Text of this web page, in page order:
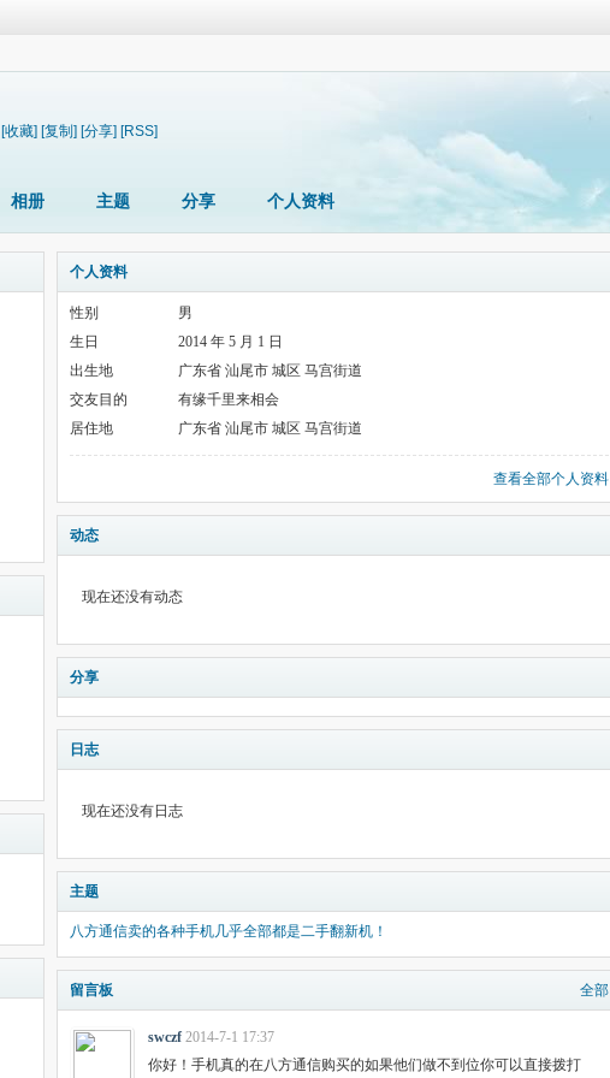
[收藏] [复制] [分享] [RSS]
相册 主题 分享 个人资料
个人资料
性别
男
生日
2014 年 5 月 1 日
出生地
广东省 汕尾市 城区 马宫街道
交友目的
有缘千里来相会
居住地
广东省 汕尾市 城区 马宫街道
查看全部个人资料
动态
现在还没有动态
分享
日志
现在还没有日志
主题
八方通信卖的各种手机几乎全部都是二手翻新机！
留言板 全部
swczf 2014-7-1 17:37
你好！手机真的在八方通信购买的如果他们做不到位你可以直接拨打